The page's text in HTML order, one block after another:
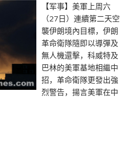
【军事】美軍上周六
（27日）連續第二天空
襲伊朗境內目標，伊朗
革命衛隊隨即以導彈及
無人機還擊，科威特及
巴林的美軍基地相繼中
招，革命衛隊更發出強
烈警告，揚言美軍在中